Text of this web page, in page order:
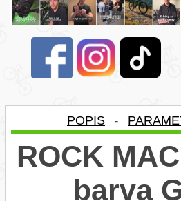
POPIS -
ROCK
barva